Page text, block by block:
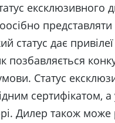
ексклюзивного
статус дає
позбавляється
Статус
сертифікатом,
Дилер також